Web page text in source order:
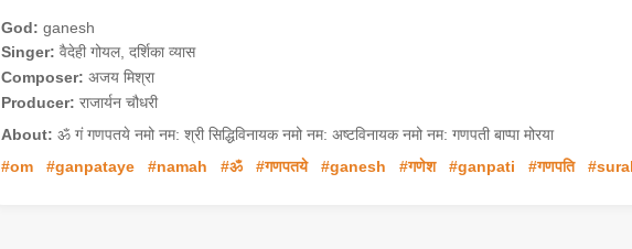
God: ganesh
Singer: वैदेही गोयल, दर्शिका व्यास
Composer: अजय मिश्रा
Producer: राजार्यन चौधरी
About: ॐ गं गणपतये नमो नम: श्री सिद्धिविनायक नमो नम: अष्टविनायक नमो नम: गणपती बाप्पा मोरया
#om
#ganpataye #namah #ॐ #गणपतये #ganesh #गणेश #ganpati #गणपति